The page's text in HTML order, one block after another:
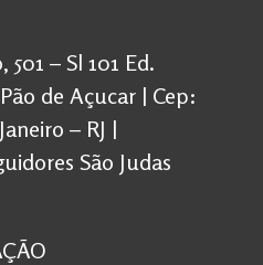
– Sl 101 Ed.
de Açucar | Cep:
– RJ |
São Judas